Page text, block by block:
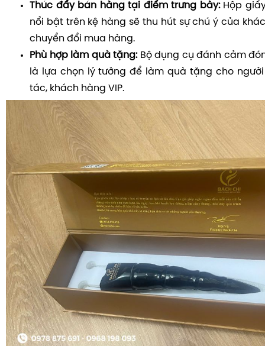
Thúc đẩy bán hàng tại điểm trưng bày:Hộp
nổi bật trên kệ hàng sẽ thu hút sự chú ý của
chuyển đổi mua hàng.
Phù hợp làm quà tặng:Bộ dụng cụ đánh cảm
là lựa chọn lý tưởng để làm quà tặng cho
tác, khách hàng VIP.